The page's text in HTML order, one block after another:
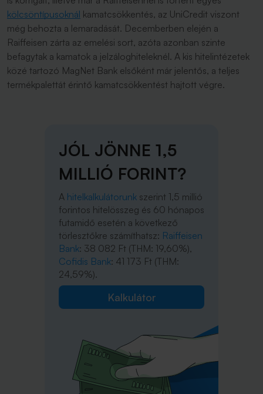
kölcsöntípusoknál kamatcsökkentés, az UniCredit viszont
még behozta a lemaradását. Decemberben elején a
Raiffeisen zárta az emelési sort, azóta azonban szinte
befagytak a kamatok a jelzáloghiteleknél. A kis hitelintézetek
közé tartozó MagNet Bank elsőként már jelentős, a teljes
termékpalettát érintő kamatcsökkentést hajtott végre.
JÓL JÖNNE 1,5
MILLIÓ FORINT?
A hitelkalkulátorunk szerint 1,5 millió
forintos hitelösszeg és 60 hónapos
futamidő esetén a következő
törlesztőkre számíthatsz: Raiffeisen
Bank: 38 082 Ft (THM: 19,60%),
Cofidis Bank: 41 173 Ft (THM:
24,59%).
Kalkulátor